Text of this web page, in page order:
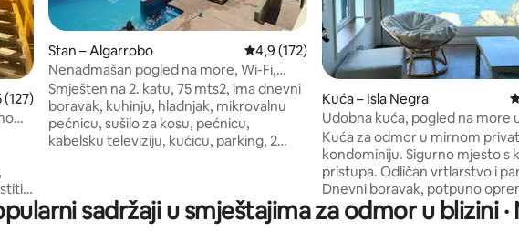
ocjena: 5/5, recenzija: 127
(127)
i
Stan – Algarrobo Prosječna ocjena: 4,9/5, recenzija: 172
4,9 (172)
Nenadmašan pogled na more, Wi-Fi,
Canelillo
Smješten na 2. katu, 75 mts2, ima dnevni
boravak, kuhinju, hladnjak, mikrovalnu
pećnicu, sušilo za kosu, pećnicu,
kabelsku televiziju, kućicu, parking, 2
rublja, privatnu uspinjaču s izravnim
pristupom plaži, čuvare i sigurnost 24
Kuća – Isla Negra
Udobna kuća, pogled na more
kondominiju.
Kuća za odmor u mirnom
kondominiju. Sigurno mjesto s
pristupa. Odličan vrtlarstvo i
Dnevni boravak, potpuno
kuhinja ( hladnjak, mikrovalna
pećnica). Glavna soba s 2
sadržaji u smještajima za odmor u blizini